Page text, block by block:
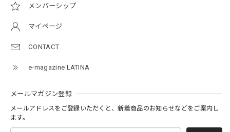
メンバーシップ
マイページ
CONTACT
e-magazine LATINA
メールマガジン登録
メールアドレスをご登録いただくと、新着商品のお知らせなどをご案内し
ます。